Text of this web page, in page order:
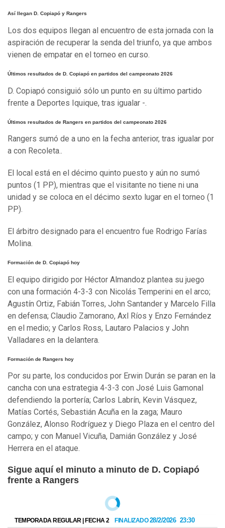
Así llegan D. Copiapó y Rangers
Los dos equipos llegan al encuentro de esta jornada con la
aspiración de recuperar la senda del triunfo, ya que ambos
vienen de empatar en el torneo en curso.
Últimos resultados de D. Copiapó en partidos del campeonato 2026
D. Copiapó consiguió sólo un punto en su último partido
frente a Deportes Iquique, tras igualar -.
Últimos resultados de Rangers en partidos del campeonato 2026
Rangers sumó de a uno en la fecha anterior, tras igualar por
a con Recoleta..
El local está en el décimo quinto puesto y aún no sumó
puntos (1 PP), mientras que el visitante no tiene ni una
unidad y se coloca en el décimo sexto lugar en el torneo (1
PP).
El árbitro designado para el encuentro fue Rodrigo Farías
Molina.
Formación de D. Copiapó hoy
El equipo dirigido por Héctor Almandoz plantea su juego
con una formación 4-3-3 con Nicolás Temperini en el arco;
Agustín Ortiz, Fabián Torres, John Santander y Marcelo Filla
en defensa; Claudio Zamorano, Axl Ríos y Enzo Fernández
en el medio; y Carlos Ross, Lautaro Palacios y John
Valladares en la delantera.
Formación de Rangers hoy
Por su parte, los conducidos por Erwin Durán se paran en la
cancha con una estrategia 4-3-3 con José Luis Gamonal
defendiendo la portería; Carlos Labrín, Kevin Vásquez,
Matías Cortés, Sebastián Acuña en la zaga; Mauro
González, Alonso Rodríguez y Diego Plaza en el centro del
campo; y con Manuel Vicuña, Damián González y José
Herrera en el ataque.
Sigue aquí el minuto a minuto de D. Copiapó
frente a Rangers